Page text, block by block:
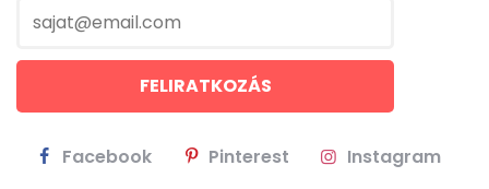
Facebook Pinterest Instagram